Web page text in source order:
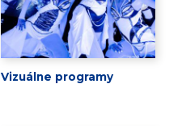
Vizuálne programy